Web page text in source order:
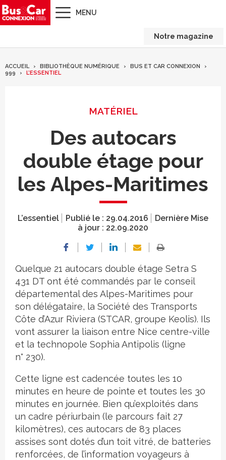
MENU
Notre magazine
ACCUEIL BIBLIOTHÈQUE NUMÉRIQUE
BUS ET CAR CONNEXION
999
L’ESSENTIEL
MATÉRIEL
Des autocars
double étage pour
les Alpes-Maritimes
L’essentiel Publié le : 29.04.2016
Dernière Mise
à jour : 22.09.2020
Quelque 21 autocars double étage Setra S
431 DT ont été commandés par le conseil
départemental des Alpes-Maritimes pour
son délégataire, la Société des Transports
Côte d’Azur Riviera (STCAR, groupe Keolis). Ils
vont assurer la liaison entre Nice centre-ville
et la technopole Sophia Antipolis (ligne
n° 230).
Cette ligne est cadencée toutes les 10
minutes en heure de pointe et toutes les 30
minutes en journée. Bien qu’exploités dans
un cadre périurbain (le parcours fait 27
kilomètres), ces autocars de 83 places
assises sont dotés d’un toit vitré, de batteries
renforcées, de l’information voyageurs à